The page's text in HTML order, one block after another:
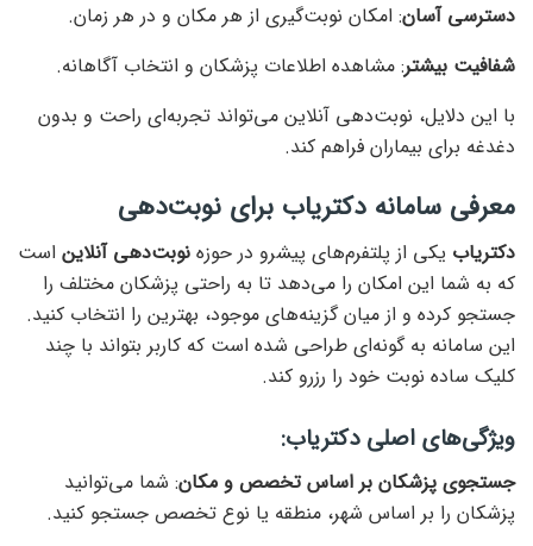
دسترسی آسان: امکان نوبت‌گیری از هر مکان و در هر زمان.
شفافیت بیشتر: مشاهده اطلاعات پزشکان و انتخاب آگاهانه.
با این دلایل، نوبت‌دهی آنلاین می‌تواند تجربه‌ای راحت و بدون
دغدغه برای بیماران فراهم کند.
معرفی سامانه دکتریاب برای نوبت‌دهی
دکتریاب یکی از پلتفرم‌های پیشرو در حوزه نوبت‌دهی آنلاین است
که به شما این امکان را می‌دهد تا به راحتی پزشکان مختلف را
جستجو کرده و از میان گزینه‌های موجود، بهترین را انتخاب کنید.
این سامانه به گونه‌ای طراحی شده است که کاربر بتواند با چند
کلیک ساده نوبت خود را رزرو کند.
ویژگی‌های اصلی دکتریاب:
جستجوی پزشکان بر اساس تخصص و مکان: شما می‌توانید
پزشکان را بر اساس شهر، منطقه یا نوع تخصص جستجو کنید.